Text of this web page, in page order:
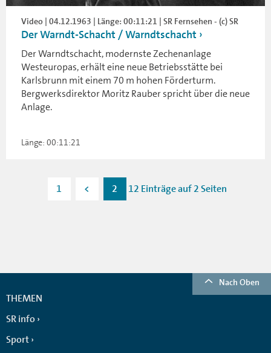
Video | 04.12.1963 | Länge: 00:11:21 | SR Fernsehen - (c) SR
Der Warndt-Schacht / Warndtschacht
Der Warndtschacht, modernste Zechenanlage
Westeuropas, erhält eine neue Betriebsstätte bei
Karlsbrunn mit einem 70 m hohen Förderturm.
Bergwerksdirektor Moritz Rauber spricht über die neue
Anlage.
Länge: 00:11:21
1 < 2 12 Einträge auf 2 Seiten
Nach Oben
THEMEN
SR info
Sport